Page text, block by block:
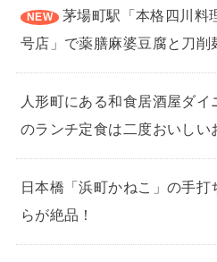
茅場町駅「本格四川料
号店」で薬膳麻婆豆腐と刀削
人形町にある和食居酒屋ダイ
のランチ定食は二度おいしい
日本橋「浜町かねこ」の手打
らが絶品！